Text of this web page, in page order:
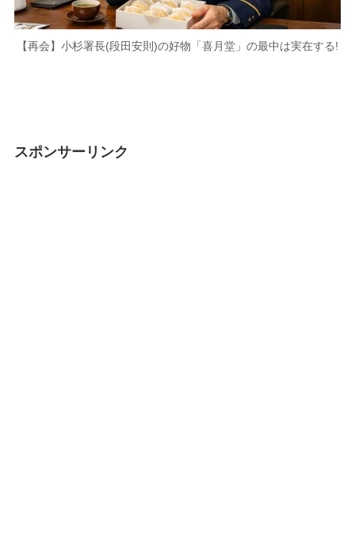
【再会】小杉署長(段田安則)の好物「喜月堂」の最中は実在する!
スポンサーリンク